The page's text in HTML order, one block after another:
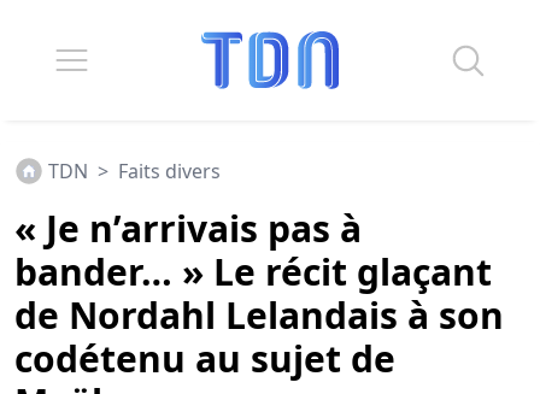
TDN > Faits divers
« Je n’arrivais pas à
bander… » Le récit glaçant
de Nordahl Lelandais à son
codétenu au sujet de